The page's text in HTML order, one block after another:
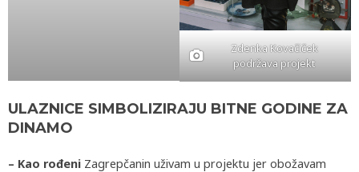
Zdenka Kovačiček
podržava projekt
ULAZNICE SIMBOLIZIRAJU BITNE GODINE ZA
DINAMO
– Kao rođeni Zagrepčanin uživam u projektu jer obožavam